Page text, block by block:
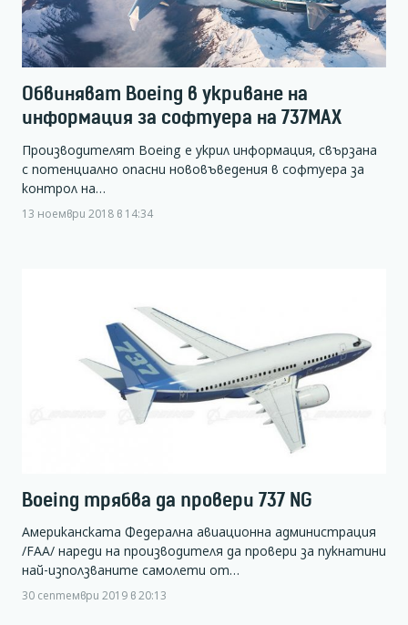
Обвиняват Boeing в укриване на
информация за софтуера на 737MAX
Производителят Boeing e укрил информация, свързана
с потенциално опасни нововъведения в софтуера за
контрол на…
13 ноември 2018 в 14:34
Boeing трябва да провери 737 NG
Американската Федерална авиационна администрация
/FAA/ нареди на производителя да провери за пукнатини
най-използваните самолети от…
30 септември 2019 в 20:13